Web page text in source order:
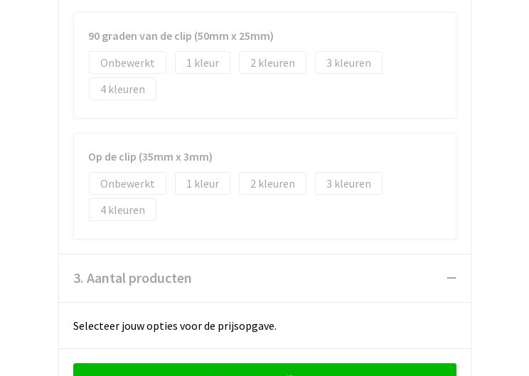
90 graden van de clip (50mm x 25mm)
Onbewerkt
1 2
3
4
Op de clip (35mm x 3mm)
Onbewerkt
1 2
3
4
3. Aantal producten
Selecteer jouw opties voor de prijsopgave.